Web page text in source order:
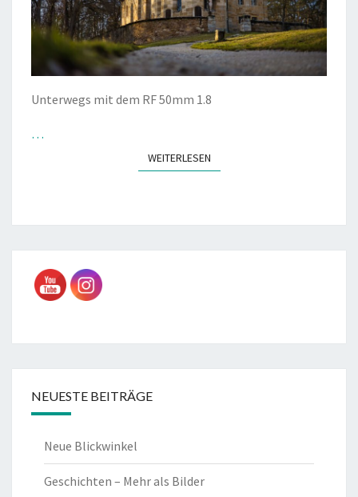
Unterwegs mit dem RF 50mm 1.8
…
WEITERLESENWEITERLESEN
NEUESTE BEITRÄGE
Neue Blickwinkel
Geschichten – Mehr als Bilder